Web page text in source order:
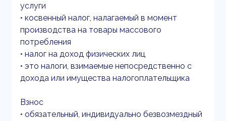
услуги
• косвенный налог, налагаемый в момент
производства на товары массового
потребления
• налог на доход физических лиц
• это налоги, взимаемые непосредственно с
дохода или имущества налогоплательщика
Взнос
• обязательный, индивидуально безвозмездный